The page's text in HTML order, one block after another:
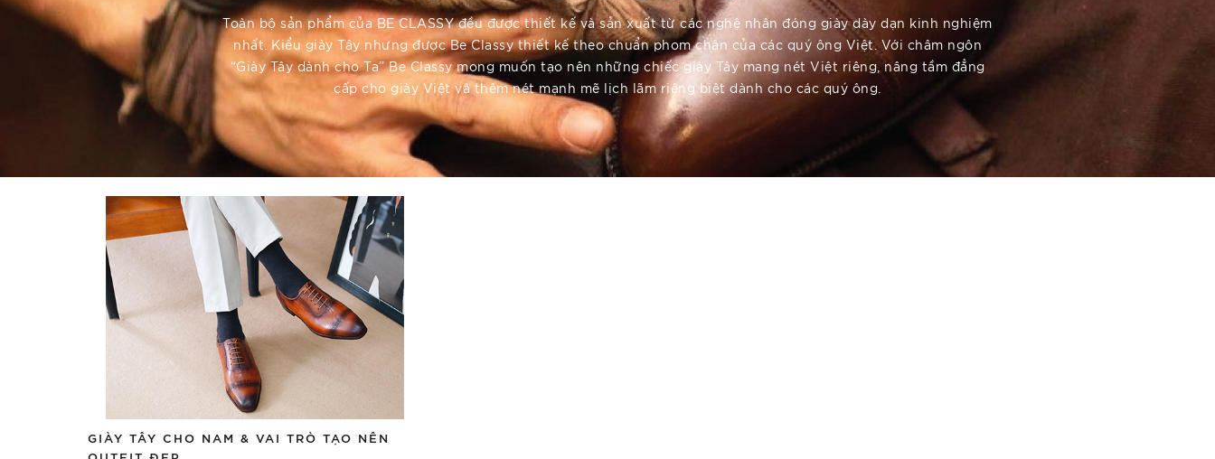
Toàn bộ sản phẩm của BE CLASSY đều được thiết kế và sản xuất từ các nghệ nhân đóng giày dày dạn kinh nghiệm
nhất. Kiểu giày Tây nhưng được Be Classy thiết kế theo chuẩn phom chân của các quý ông Việt. Với châm ngôn
“Giày Tây dành cho Ta” Be Classy mong muốn tạo nên những chiếc giày Tây mang nét Việt riêng, nâng tầm đẳng
cấp cho giày Việt và thêm nét mạnh mẽ lịch lãm riêng biệt dành cho các quý ông.
GIÀY TÂY CHO NAM & VAI TRÒ TẠO NÊN